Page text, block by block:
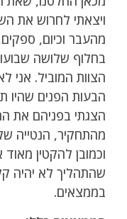
ויצאתי לחרוש את
מהעבר וכיום,
בחלוף שלושה
הצוות המוביל. אני
הבעות הפנים שהיו
הצגתי בפניהם את
מהתחקיר, הנטייה
וכמובן להקטין
שהתהליך לא יהיה
בממצאים.